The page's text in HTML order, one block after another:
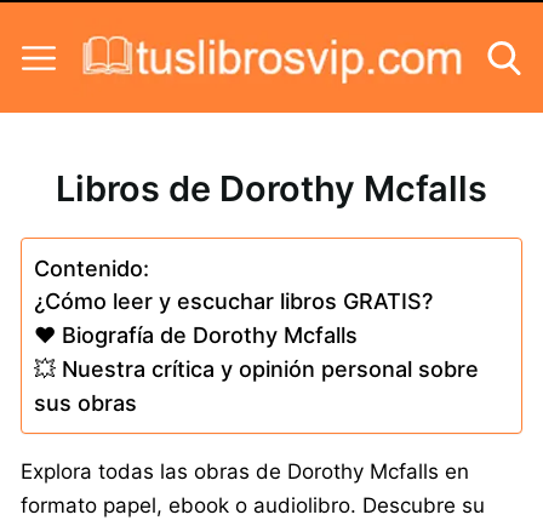
Libros de Dorothy Mcfalls
Contenido:
¿Cómo leer y escuchar libros GRATIS?
❤️ Biografía de Dorothy Mcfalls
💥 Nuestra crítica y opinión personal sobre
sus obras
Explora todas las obras de Dorothy Mcfalls en
formato papel, ebook o audiolibro. Descubre su